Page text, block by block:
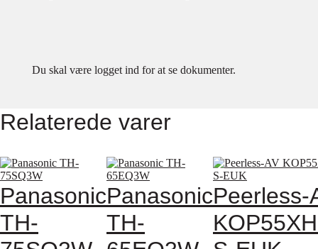
Du skal være logget ind for at se dokumenter.
Relaterede varer
Panasonic
TH-
Panasonic
TH-
Peerless-